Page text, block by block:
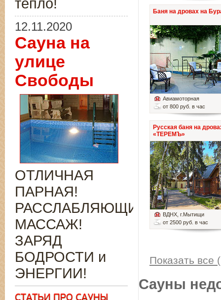
Баня на дровах на
Авиамоторная
от 800 руб. в час
Русская баня на
«ТЕРЕМЪ»
ВДНХ , г.Мытищи
от 2500 руб. в час
Показать все
Сауны
тепло!
12.11.2020
Сауна на
улице
Свободы
ОТЛИЧНАЯ
ПАРНАЯ!
РАССЛАБЛЯЮЩИЙ
МАССАЖ!
ЗАРЯД
БОДРОСТИ и
ЭНЕРГИИ!